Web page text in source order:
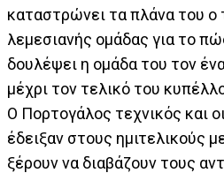
καταστρώνει τα πλάνα του ο
λεμεσιανής ομάδας για το
δουλέψει η ομάδα του τον
μέχρι τον τελικό του
Ο Πορτογάλος τεχνικός και
έδειξαν στους ημιτελικούς
ξέρουν να διαβάζουν τους